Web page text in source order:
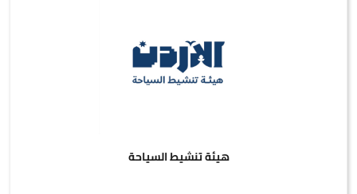
هيئة تنشيط السياحة